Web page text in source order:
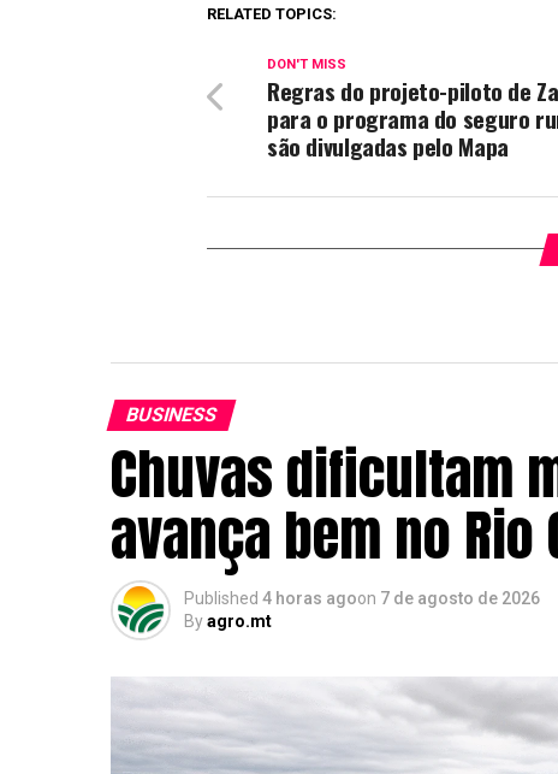
RELATED TOPICS:
DON'T MISS
Regras do projeto-piloto de
para o programa do seguro
são divulgadas pelo Mapa
BUSINESS
Chuvas dificultam
avança bem no Rio
Published 4 horas agoon 7 de agosto de 2026
Byagro.mt